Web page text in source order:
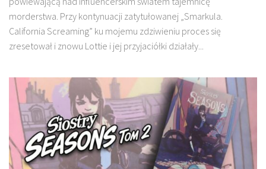
morderstwa. Przy kontynuacji zatytułowanej „Smarkula.
California Screaming” ku mojemu zdziwieniu proces się
zresetował i znowu Lottie i jej przyjaciółki działały...